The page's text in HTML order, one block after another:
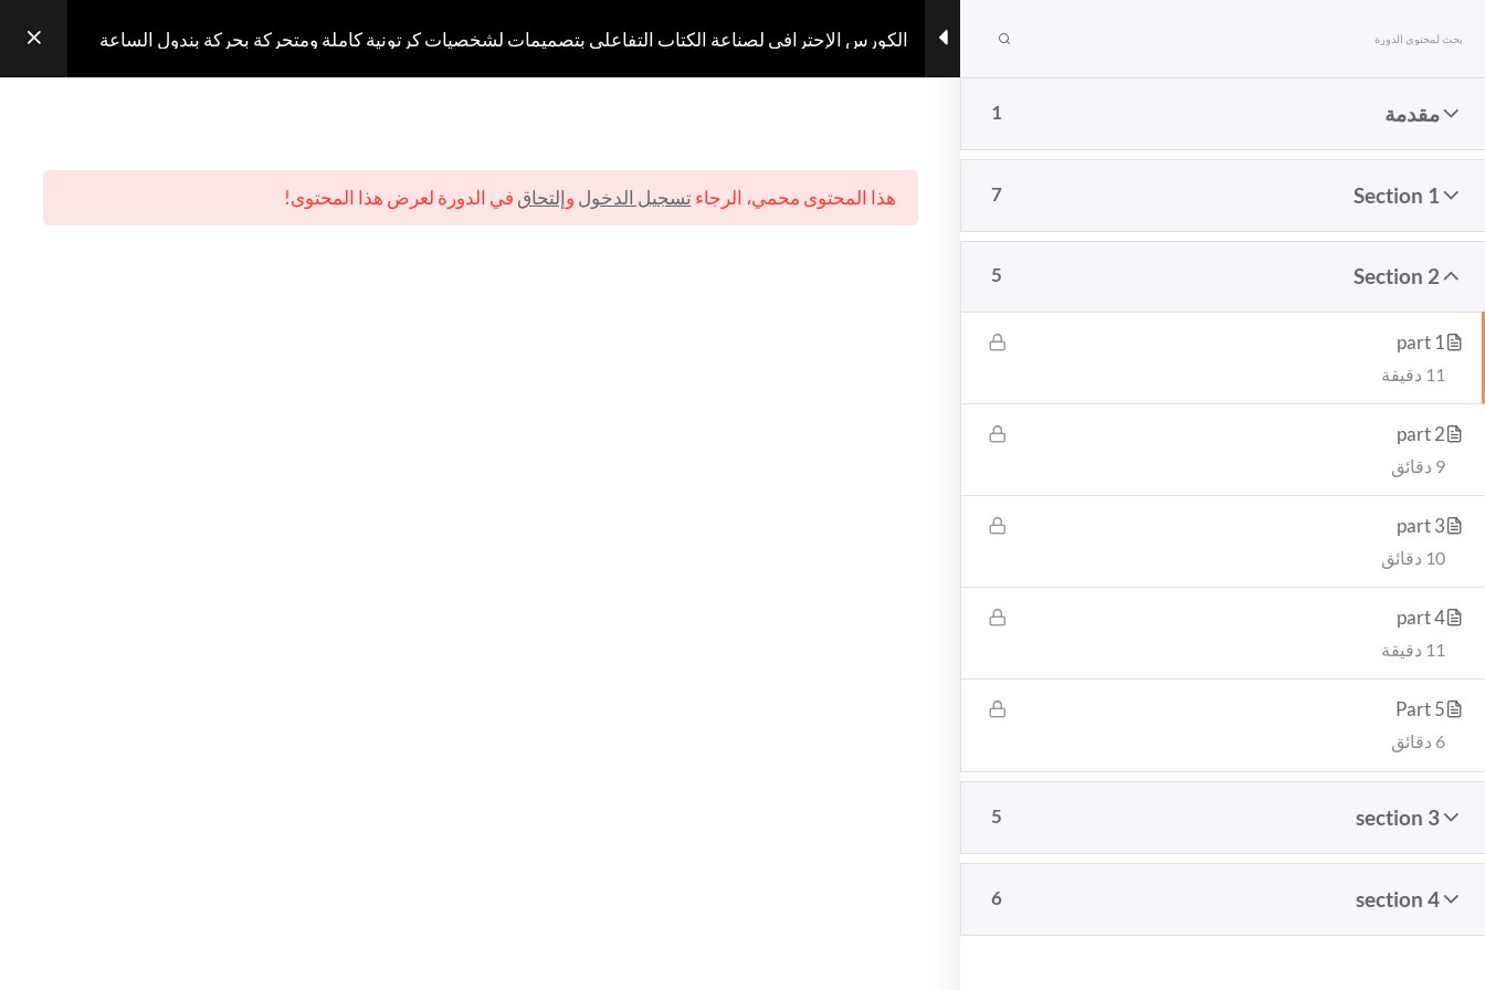
content
منتجاتنا إتمام الطلب تسجيل الدخول
الكورس الإحترافي لصناعة الكتاب التفاعلي بتصميمات لشخصيات كرتونية كاملة ومتحركة بحركة بندول الساعة
مقدمة 1
Section 1
7
Section 2
5
part 1
11 دقيقة
part 2
9 دقائق
part 3
10 دقائق
part 4
11 دقيقة
Part 5
6 دقائق
section 3
5
section 4
6
هذا المحتوى محمي، الرجاءتسجيل الدخول وإلتحاق في الدورة لعرض هذا المحتوى!
Login Customizer
إتمام الطلب إتمام الطلب الدورات المقالات الملف الشخصي حقوق الملكية سلة المشتريات من نحن منتجاتنا